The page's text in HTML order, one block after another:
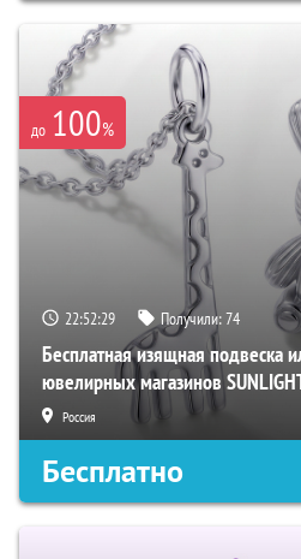
до 100%
22:52:27 Получили:74
Бесплатная изящная подвеска
ювелирных магазинов
Россия
Бесплатно